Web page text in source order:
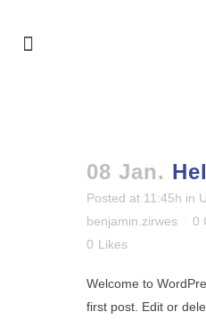
08 Jan.
Posted at 11:45h in
benjamin.zirwes
0
0 Likes
Welcome to
first post. Edit or